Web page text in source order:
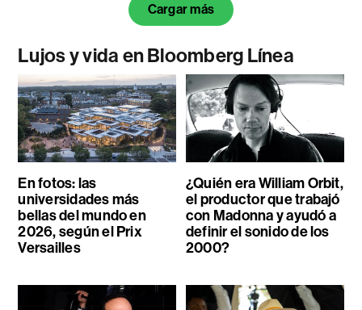
Cargar más
Lujos y vida en Bloomberg Línea
En fotos: las
universidades más
bellas del mundo en
2026, según el Prix
Versailles
¿Quién era William Orbit,
el productor que trabajó
con Madonna y ayudó a
definir el sonido de los
2000?